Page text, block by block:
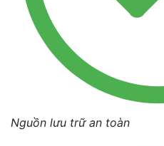
Nguồn lưu trữ an toàn